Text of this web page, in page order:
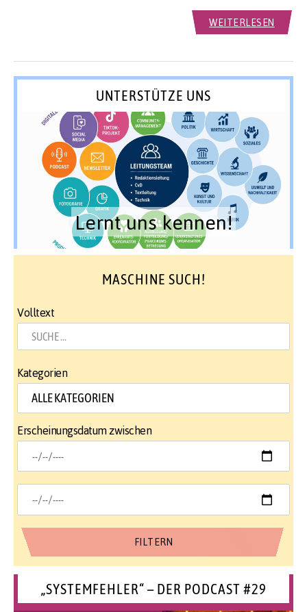
WEITERLESEN
UNTERSTÜTZE UNS
Lernt uns kennen!
MASCHINE SUCH!
Volltext
Kategorien
Erscheinungsdatum zwischen
„SYSTEMFEHLER“ – DER PODCAST #29